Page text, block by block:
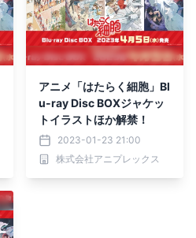
アニメ「はたらく細胞」Bl
u-ray Disc BOXジャケッ
トイラストほか解禁！
2023-01-23 21:00
株式会社アニプレックス